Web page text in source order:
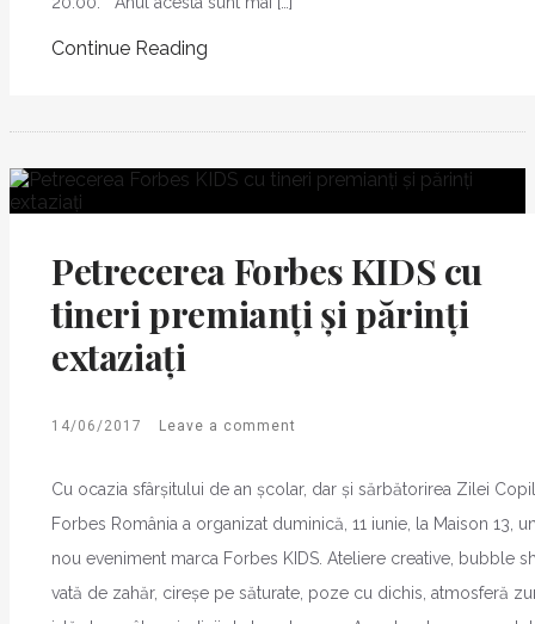
Continue Reading
Petrecerea Forbes KIDS cu
tineri premianți și părinți
extaziați
14/06/2017 Leave a comment
Cu ocazia sfârșitului de an școlar, dar și sărbătorirea Zilei
Forbes România a organizat duminică, 11 iunie, la Maison 13,
nou eveniment marca Forbes KIDS. Ateliere creative, bubble
vată de zahăr, cireșe pe săturate, poze cu dichis, atmosferă